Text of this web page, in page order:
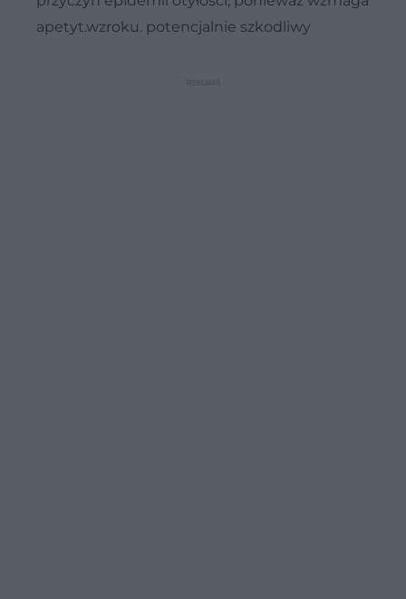
apetyt.wzroku. potencjalnie szkodliwy